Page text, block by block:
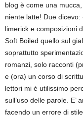
blog è come una
niente latte! Due
limerick e composizioni
Soft Boiled quello sul
soprattutto
romanzi, solo racconti
e (ora) un corso di
lettori mi è utilissimo
sull’uso delle parole. E’
facendo un errore di